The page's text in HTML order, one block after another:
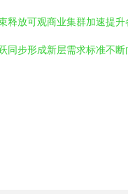
释放可观商业集群加速提
同步形成新层需求标准不